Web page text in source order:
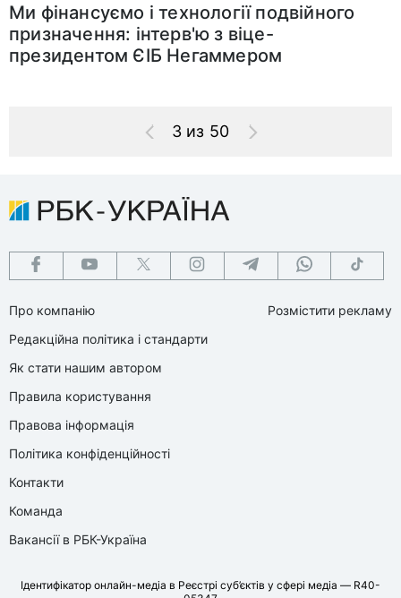
Ми фінансуємо і технології подвійного
призначення: інтерв'ю з віце-
президентом ЄІБ Негаммером
3 из 50
Про компанію
Редакційна політика і стандарти
Як стати нашим автором
Правила користування
Правова інформація
Політика конфіденційності
Контакти
Команда
Вакансії в РБК-Україна
Розмістити рекламу
Ідентифікатор онлайн-медіа в Реєстрі суб’єктів у сфері медіа — R40-